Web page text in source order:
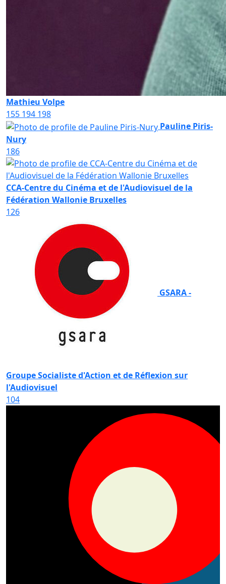
Mathieu Volpe
155 194 198
Pauline Piris-
Nury
186
CCA-Centre du Cinéma et de l'Audiovisuel de la
Fédération Wallonie Bruxelles
126
GSARA -
Groupe Socialiste d'Action et de Réflexion sur
l'Audiovisuel
104